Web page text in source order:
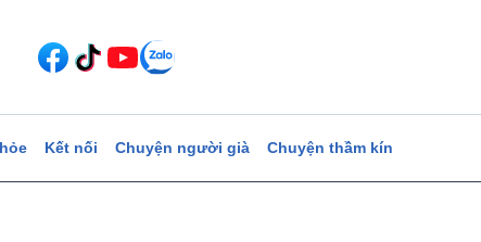
Kết nối Chuyện người già Chuyện thầm kín